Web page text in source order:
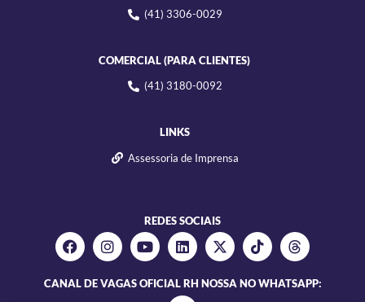
(41) 3306-0029
COMERCIAL (PARA CLIENTES)
(41) 3180-0092
LINKS
Assessoria de Imprensa
REDES SOCIAIS
CANAL DE VAGAS OFICIAL RH NOSSA NO WHATSAPP: